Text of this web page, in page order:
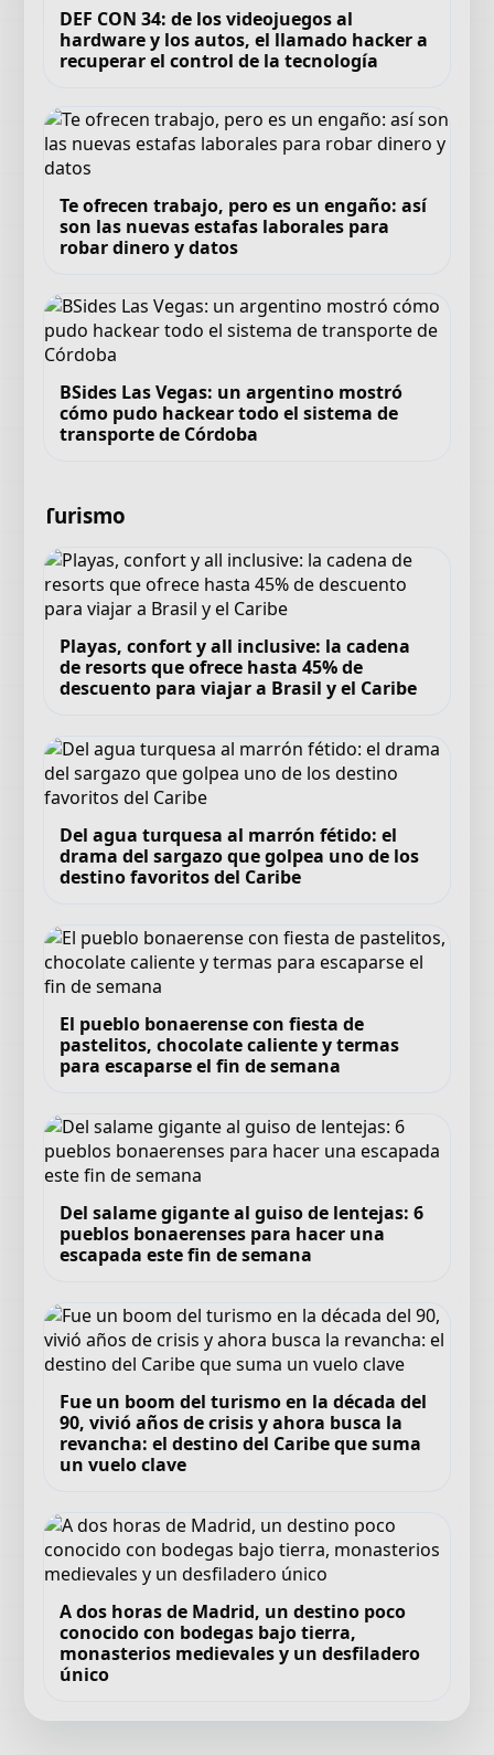
DEF CON 34: de los videojuegos al
hardware y los autos, el llamado hacker a
recuperar el control de la tecnología
Te ofrecen trabajo, pero es un engaño: así
son las nuevas estafas laborales para
robar dinero y datos
BSides Las Vegas: un argentino mostró
cómo pudo hackear todo el sistema de
transporte de Córdoba
Turismo
Playas, confort y all inclusive: la cadena
de resorts que ofrece hasta 45% de
descuento para viajar a Brasil y el Caribe
Del agua turquesa al marrón fétido: el
drama del sargazo que golpea uno de los
destino favoritos del Caribe
El pueblo bonaerense con fiesta de
pastelitos, chocolate caliente y termas
para escaparse el fin de semana
Del salame gigante al guiso de lentejas: 6
pueblos bonaerenses para hacer una
escapada este fin de semana
Fue un boom del turismo en la década del
90, vivió años de crisis y ahora busca la
revancha: el destino del Caribe que suma
un vuelo clave
A dos horas de Madrid, un destino poco
conocido con bodegas bajo tierra,
monasterios medievales y un desfiladero
único